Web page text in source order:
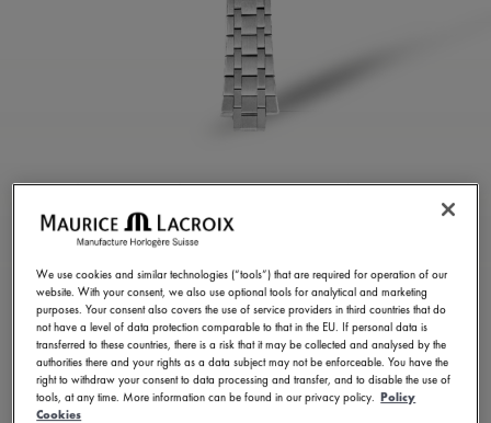
BRACCIALETTO IN
ACCIAIO
INOSSIDABILE
ML460-005022
350,00 € IVA inclusa
We use cookies and similar technologies (“tools”) that are required for operation of our
website. With your consent, we also use optional tools for analytical and marketing
purposes. Your consent also covers the use of service providers in third countries that do
not have a level of data protection comparable to that in the EU. If personal data is
transferred to these countries, there is a risk that it may be collected and analysed by the
authorities there and your rights as a data subject may not be enforceable. You have the
right to withdraw your consent to data processing and transfer, and to disable the use of
tools, at any time. More information can be found in our privacy policy. Policy
Cookies